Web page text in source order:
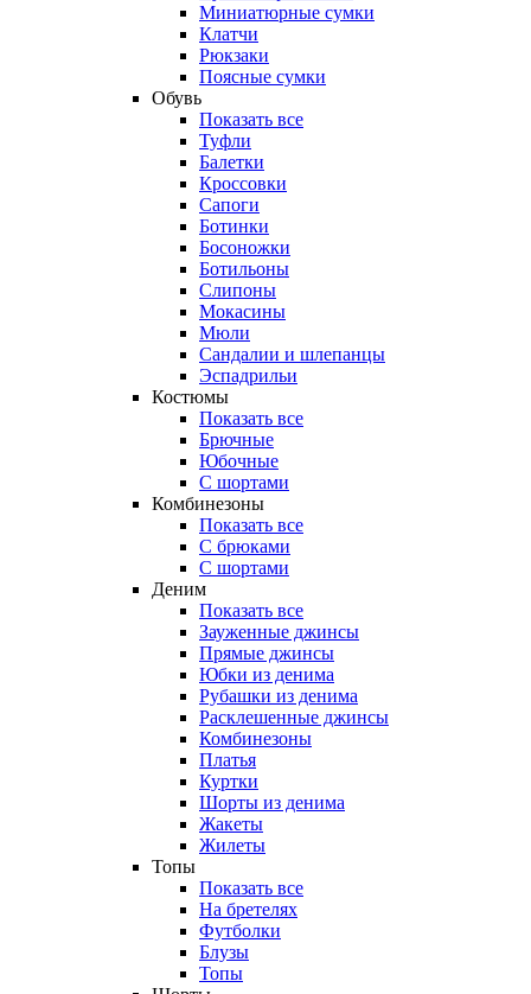
Миниатюрные cумки
Клатчи
Рюкзаки
Поясные сумки
Обувь
Показать все
Туфли
Балетки
Кроссовки
Сапоги
Ботинки
Босоножки
Ботильоны
Слипоны
Мокасины
Мюли
Сандалии и шлепанцы
Эспадрильи
Костюмы
Показать все
Брючные
Юбочные
С шортами
Комбинезоны
Показать все
С брюками
С шортами
Деним
Показать все
Зауженные джинсы
Прямые джинсы
Юбки из денима
Рубашки из денима
Расклешенные джинсы
Комбинезоны
Платья
Куртки
Шорты из денима
Жакеты
Жилеты
Топы
Показать все
На бретелях
Футболки
Блузы
Топы